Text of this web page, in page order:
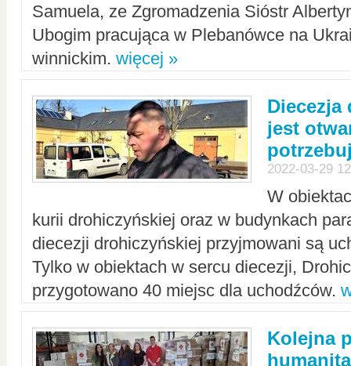
Samuela, ze Zgromadzenia Sióstr
Ubogim pracująca w Plebanówce na
winnickim. więcej »
Diecezja
jest
2022-03-29
W
kurii drohiczyńskiej oraz w budynkach
diecezji drohiczyńskiej przyjmowani są
Tylko w obiektach w sercu diecezji,
przygotowano 40 miejsc dla uchodźców.
Kolejna